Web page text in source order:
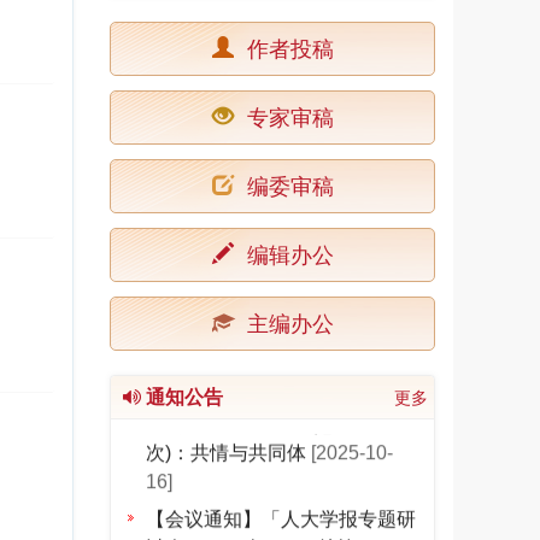
作者投稿
专家审稿
编委审稿
编辑办公
主编办公
通知公告 更多
中国人民大学学报》2026年重
点选题 [2025-12-30]
使用生成式人工智能工具的声明
[2025-12-11]
【会议通知】「人大学报专题研
次)：共情与共同体 [2025-10-
16]
【会议通知】「人大学报专题研